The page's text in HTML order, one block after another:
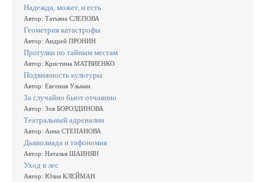
Надежда, может, и есть
Автор: Татьяна СЛЕПОВА
Геометрия катастрофы
Автор: Андрей ПРОНИН
Прогулки по тайным местам
Автор: Кристина МАТВИЕНКО
Подвижность культуры
Автор: Евгения Ульман
За случайно бьют отчаянно
Автор: Зоя БОРОЗДИНОВА
Театральный адреналин
Автор: Анна СТЕПАНОВА
Дьяволиада и тафономия
Автор: Наталья ШАИНЯН
Уход в лес
Автор: Юлия КЛЕЙМАН